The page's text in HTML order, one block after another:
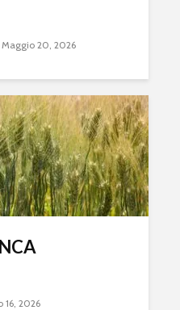
Maggio 20, 2026
16, 2026